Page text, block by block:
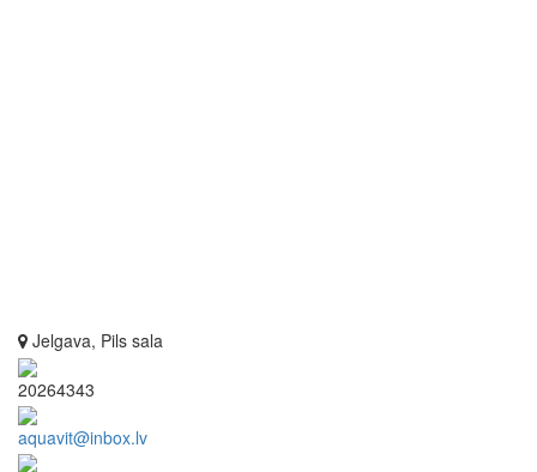
Jelgava, Pils sala
20264343
aquavit@inbox.lv